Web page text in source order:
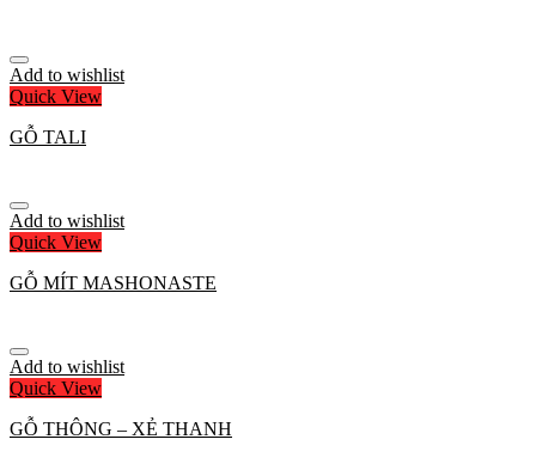
Add to wishlist
Quick View
GỖ TALI
Add to wishlist
Quick View
GỖ MÍT MASHONASTE
Add to wishlist
Quick View
GỖ THÔNG – XẺ THANH